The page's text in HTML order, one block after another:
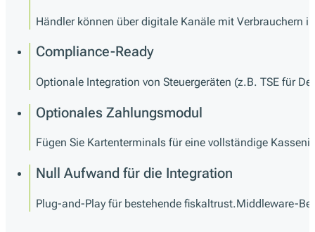
Händler können über digitale Kanäle mit Verbrauchern
Compliance-Ready
Optionale Integration von Steuergeräten (z.B. TSE für
Optionales Zahlungsmodul
Fügen Sie Kartenterminals für eine vollständige
Null Aufwand für die Integration
Plug-and-Play für bestehende fiskaltrust.Middleware-